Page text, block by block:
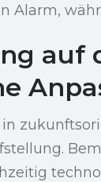
Alarm,
auf